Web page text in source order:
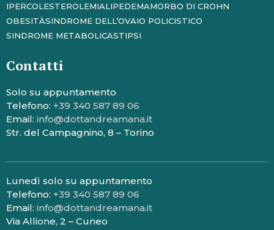
IPERCOLESTEROLEMIALIPEDEMAMORBO DI CROHN
OBESITÀSINDROME DELL’OVAIO POLICISTICO
SINDROME METABOLICASTIPSI
Contatti
Solo su appuntamento
Telefono: +39 340 587 89 06
Email: info@dottandreamana.it
Str. del Campagnino, 8 – Torino
Lunedì solo su appuntamento
Telefono: +39 340 587 89 06
Email: info@dottandreamana.it
Via Allione, 2 – Cuneo